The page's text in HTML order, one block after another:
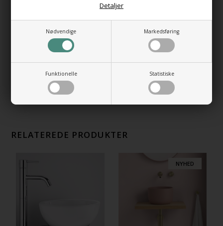
Nødvendige Markedsføring
Funktionelle Statistiske
Detaljer
Bundventil Free Flow i forkromet messing
Top 63 mm
+399,00 DKK
Gå til varen
Bundventil Push i forkromet messing
+489,00 DKK
RELATEREDE PRODUKTER
NYHED